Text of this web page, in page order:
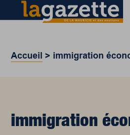
Accueil > immigration
immigration